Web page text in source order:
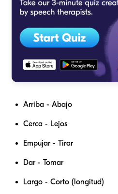
Arriba - Abajo
Cerca - Lejos
Empujar - Tirar
Dar - Tomar
Largo - Corto (longitud)